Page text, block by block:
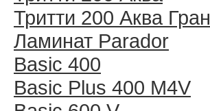
Тритти 200 Аква
Ламинат Parador
Basic 400
Basic Plus 400 M4V